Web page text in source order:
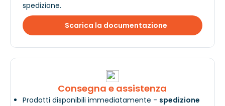
spedizione.
Scarica la documentazione
Consegna e assistenza
Prodotti disponibili immediatamente - spedizione